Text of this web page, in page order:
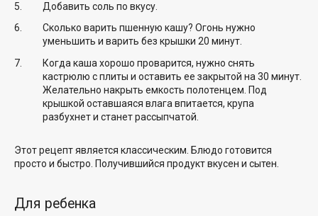
Добавить соль по вкусу.
Сколько варить пшенную кашу? Огонь нужно
уменьшить и варить без крышки 20 минут.
Когда каша хорошо проварится, нужно снять
кастрюлю с плиты и оставить ее закрытой на 30 минут.
Желательно накрыть емкость полотенцем. Под
крышкой оставшаяся влага впитается, крупа
разбухнет и станет рассыпчатой.
Этот рецепт является классическим. Блюдо готовится
просто и быстро. Получившийся продукт вкусен и сытен.
Для ребенка